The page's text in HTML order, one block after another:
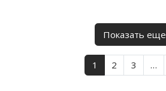
Показать еще
1 2 3 …